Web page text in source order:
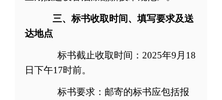
三、标书收取时间、填写要求及送
达地点
标书截止收取时间： 2025年9 月 18
日下午17时前。
标书要求： 邮寄的标书应包括报